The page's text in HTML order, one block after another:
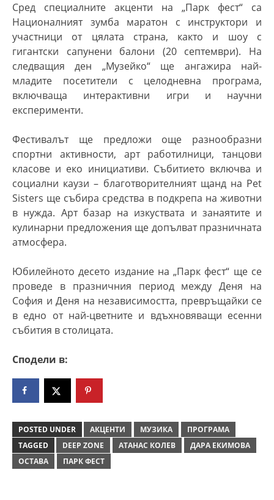
Сред специалните акценти на „Парк фест“ са
Националният зумба маратон с инструктори и
участници от цялата страна, както и шоу с
гигантски сапунени балони (20 септември). На
следващия ден „Музейко“ ще ангажира най-
младите посетители с целодневна програма,
включваща интерактивни игри и научни
експерименти.
Фестивалът ще предложи още разнообразни
спортни активности, арт работилници, танцови
класове и еко инициативи. Събитието включва и
социални каузи – благотворителният щанд на Pet
Sisters ще събира средства в подкрепа на животни
в нужда. Арт базар на изкуствата и занаятите и
кулинарни предложения ще допълват празничната
атмосфера.
Юбилейното десето издание на „Парк фест“ ще се
проведе в празничния период между Деня на
София и Деня на независимостта, превръщайки се
в едно от най-цветните и вдъхновяващи есенни
събития в столицата.
Сподели в:
POSTED UNDER АКЦЕНТИ МУЗИКА
ПРОГРАМА
TAGGED
DEEP ZONE АТАНАС КОЛЕВ
ДАРА ЕКИМОВА
ОСТАВА
ПАРК ФЕСТ